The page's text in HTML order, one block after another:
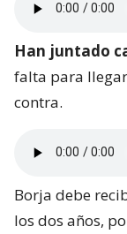
Han juntado
falta para
contra.
Borja debe
los dos años,